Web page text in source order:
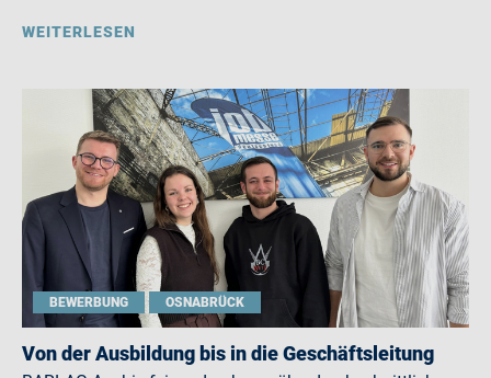
WEITERLESEN
BEWERBUNG OSNABRÜCK
Von der Ausbildung bis in die Geschäftsleitung